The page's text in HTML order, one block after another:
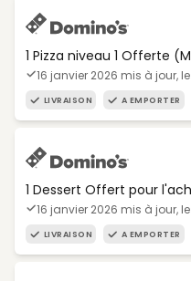
1 Pizza niveau 1 Offerte
16 janvier 2026 mis à jour,
LIVRAISON A EMPORTER
1 Dessert Offert pour
16 janvier 2026 mis à jour,
LIVRAISON A EMPORTER